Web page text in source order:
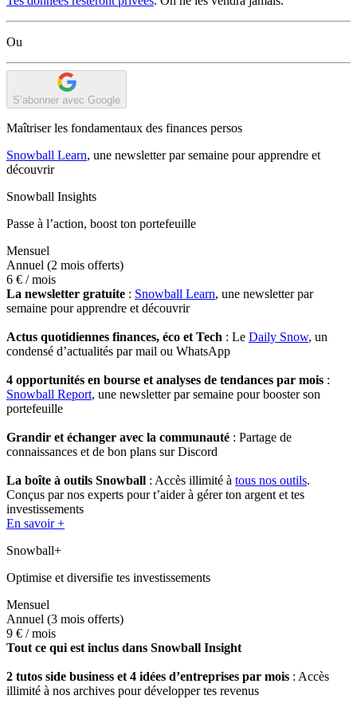
Ou
S’abonner avec Google
Maîtriser les fondamentaux des finances persos
Snowball Learn, une newsletter par semaine pour apprendre et
découvrir
Snowball Insights
Passe à l’action, boost ton portefeuille
Mensuel
Annuel (2 mois offerts)
6 € / mois
La newsletter gratuite : Snowball Learn, une newsletter par
semaine pour apprendre et découvrir
Actus quotidiennes finances, éco et Tech : Le Daily Snow, un
condensé d’actualités par mail ou WhatsApp
4 opportunités en bourse et analyses de tendances par mois :
Snowball Report, une newsletter par semaine pour booster son
portefeuille
Grandir et échanger avec la communauté : Partage de
connaissances et de bon plans sur Discord
La boîte à outils Snowball : Accès illimité à tous nos outils.
Conçus par nos experts pour t’aider à gérer ton argent et tes
investissements
En savoir +
Snowball+
Optimise et diversifie tes investissements
Mensuel
Annuel (3 mois offerts)
9 € / mois
Tout ce qui est inclus dans Snowball Insight
2 tutos side business et 4 idées d’entreprises par mois : Accès
illimité à nos archives pour développer tes revenus